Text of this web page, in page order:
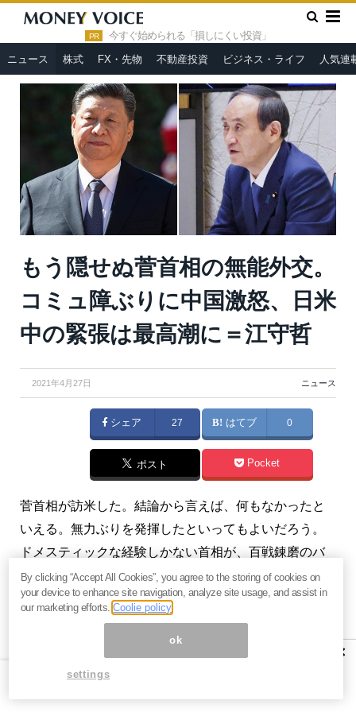
PR 今すぐ始められる「損しにくい投資」
ニュース 株式 FX・先物 不動産投資 ビジネス・ライフ 人気連
HOME » ニュース »
もう隠せぬ菅首相の無能外交。コミュ障ぶ
りに中国激怒、日米中の緊張は最高潮に＝江守哲
もう隠せぬ菅首相の無能外交。
コミュ障ぶりに中国激怒、日米
中の緊張は最高潮に＝江守哲
2021年4月27日 ニュース
シェア 27 はてブ 0
ポスト Pocket
菅首相が訪米した。結論から言えば、何もなかったと
いえる。無力ぶりを発揮したといってもよいだろう。
ドメスティックな経験しかない首相が、百戦錬磨のバ
イデン米大統領と互角に渡り合えるわけもなく、バイ
デン氏は意味のない時間を過ごしたとさえ思っている
のではないだろうか。米国では、「まだアベのほうが
よかった」という声が上がっているかもしれない。
江守哲の「ニュースの哲人」～日本で報道されな
×
By clicking “Accept All Cookies”, you agree to the storing of cookies on
your device to enhance site navigation, analyze site usage, and assist in
our marketing efforts.Coolie policy
ok
settings